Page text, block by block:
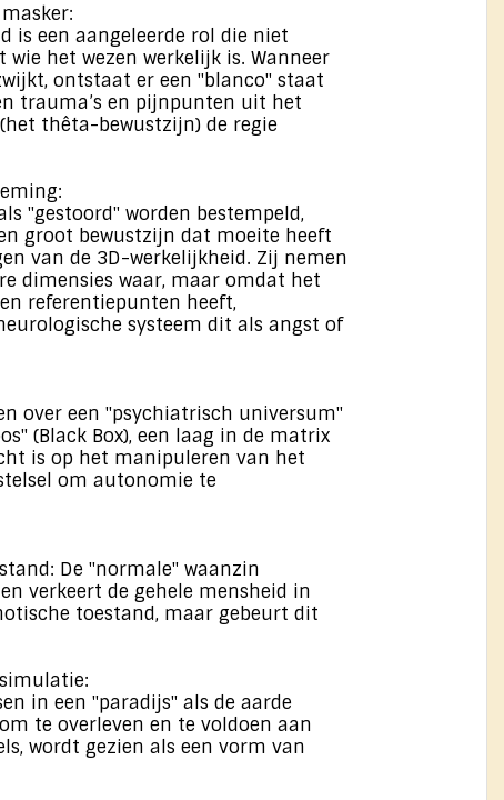
is een aangeleerde rol die niet
het wezen werkelijk is. Wanneer
ontstaat er een "blanco" staat
trauma’s en pijnpunten uit het
thêta-bewustzijn) de regie
"gestoord" worden bestempeld,
groot bewustzijn dat moeite heeft
van de 3D-werkelijkheid. Zij nemen
dimensies waar, maar omdat het
referentiepunten heeft,
systeem dit als angst of
over een "psychiatrisch universum"
(Black Box), een laag in de matrix
is op het manipuleren van het
om autonomie te
De "normale" waanzin
verkeert de gehele mensheid in
toestand, maar gebeurt dit
in een "paradijs" als de aarde
te overleven en te voldoen aan
wordt gezien als een vorm van